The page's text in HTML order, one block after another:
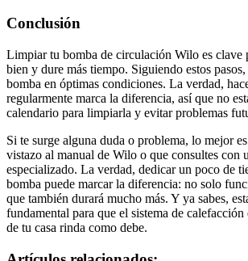
Conclusión
Limpiar tu bomba de circulación Wilo es clave
bien y dure más tiempo. Siguiendo estos
bomba en óptimas condiciones. La verdad,
regularmente marca la diferencia, así que no
calendario para limpiarla y evitar problemas
Si te surge alguna duda o problema, lo mejor
vistazo al manual de Wilo o que consultes con
especializado. La verdad, dedicar un poco de
bomba puede marcar la diferencia: no solo
que también durará mucho más. Y ya sabes,
fundamental para que el sistema de
de tu casa rinda como debe.